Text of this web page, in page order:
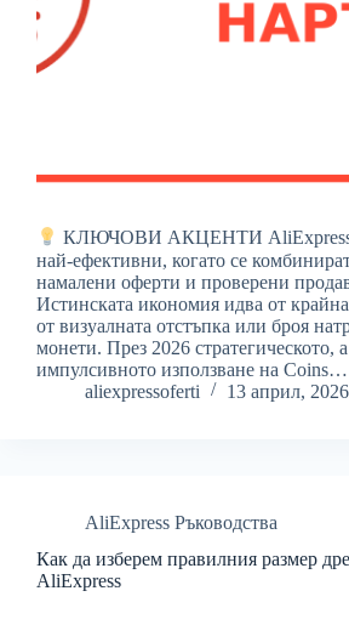
КЛЮЧОВИ АКЦЕНТИ AliExpress
най-ефективни, когато се
намалени оферти и проверени
Истинската икономия идва от
от визуалната отстъпка или броя
монети. През 2026 стратегическото,
импулсивното използване на Coins…
aliexpressoferti
13 април, 2026
AliExpress Ръководства
Как да изберем правилния размер
AliExpress